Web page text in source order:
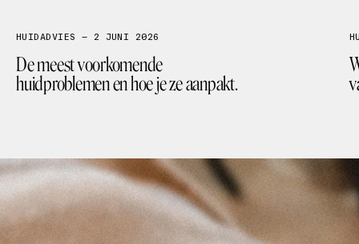
FACIALS MEDISCHE LASER
HUIDADVIES — 2 JUNI 2026
De meest voorkomende
huidproblemen en hoe je ze aanpakt.